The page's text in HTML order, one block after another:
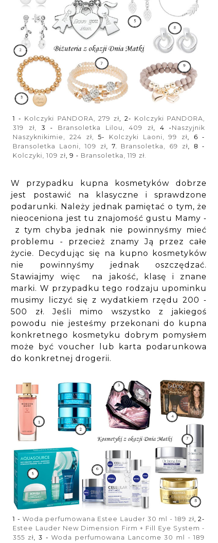
1 - Kolczyki PANDORA, 279 zł , 2- Kolczyki PANDORA,
319 zł,
3 - Bransoletka Lilou, 409 zł , 4 -Naszyjnik
Naszyknikimie, 224 zł,
5- Kolczyki Laoni, 99 zł , 6 -
Bransoletka Laoni, 109 zł, 7. Bransoletka, 69 zł, 8 -
Kolczyki, 109 zł , 9 - Bransoletka, 119 zł.
W przypadku kupna kosmetyków dobrze
jest postawić na klasyczne i sprawdzone
podarunki. Należy jednak pamiętać o tym, że
nieoceniona jest tu znajomość gustu Mamy -
z tym chyba jednak nie powinnyśmy mieć
problemu - przecież znamy Ją przez całe
życie. Decydując się na kupno kosmetyków
nie powinnyśmy jednak oszczędzać.
Stawiajmy więc na jakość, klasę i znane
marki. W przypadku tego rodzaju upominku
musimy liczyć się z wydatkiem rzędu 200 -
500 zł. Jeśli mimo wszystko z jakiegoś
powodu nie jesteśmy przekonani do kupna
konkretnego kosmetyku dobrym pomysłem
może być voucher lub karta podarunkowa
do konkretnej drogerii.
1 - Woda perfumowana Estee Lauder 30 ml - 189 zł , 2-
Estee Lauder New Dimension Firm + Fill Eye System -
355 zł , 3 -Woda perfumowana Lancome 30 ml - 189